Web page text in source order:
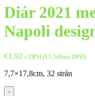
Diár 2021
Napoli
€1,92 s DPH (€1,56bez DPH)
7,7×17,8cm, 32 strán
-